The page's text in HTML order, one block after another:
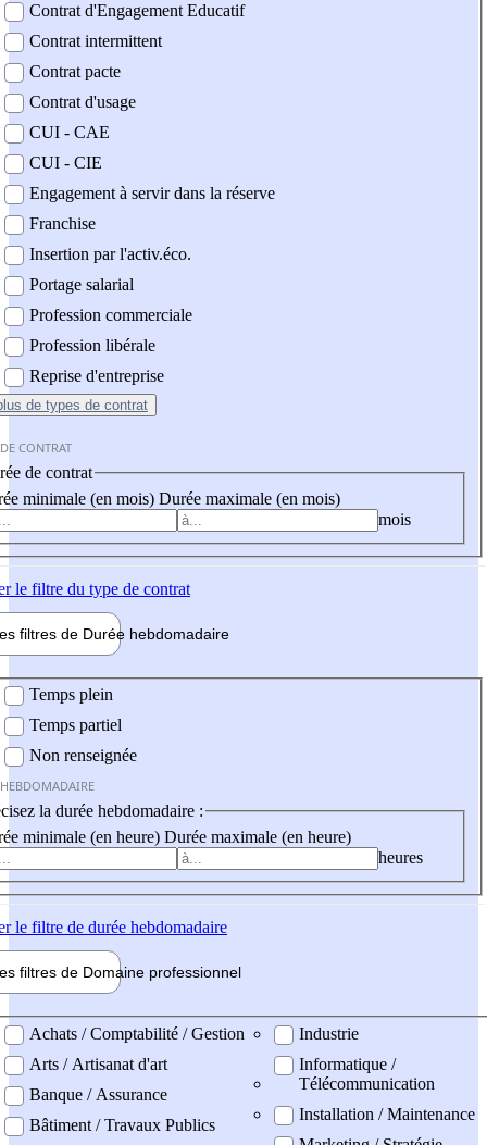
Contrat d'Engagement Educatif
Contrat intermittent
Contrat pacte
Contrat d'usage
CUI - CAE
CUI - CIE
Engagement à servir dans la réserve
Franchise
Insertion par l'activ.éco.
Portage salarial
Profession commerciale
Profession libérale
Reprise d'entreprise
de types de contrat
CONTRAT
de contrat
minimale (en mois) Durée maximale (en mois)
mois
le filtre du type de contrat
filtres de Durée hebdomadaire
Temps plein
Temps partiel
Non renseignée
la durée hebdomadaire :
minimale (en heure) Durée maximale (en heure)
heures
le filtre de durée hebdomadaire
filtres de Domaine professionnel
professionel
Achats / Comptabilité / Gestion
Arts / Artisanat d'art
Banque / Assurance
Bâtiment / Travaux Publics
Industrie
Informatique /
Télécommunication
Installation / Maintenance